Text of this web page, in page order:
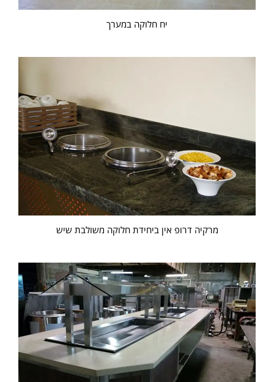
יח חלוקה במערך
מרקיה דרופ אין ביחידת חלוקה משולבת שיש